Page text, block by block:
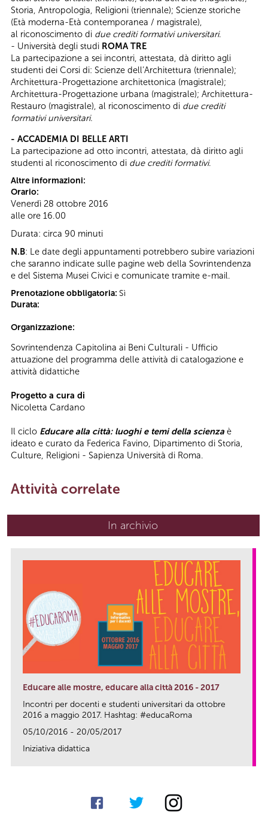
Storia, Antropologia, Religioni (triennale); Scienze storiche
(Età moderna-Età contemporanea / magistrale),
al riconoscimento di due crediti formativi universitari.
- Università degli studi ROMA TRE
La partecipazione a sei incontri, attestata, dà diritto agli
studenti dei Corsi di: Scienze dell’Architettura (triennale);
Architettura-Progettazione architettonica (magistrale);
Architettura-Progettazione urbana (magistrale); Architettura-
Restauro (magistrale), al riconoscimento di due crediti
formativi universitari.
- ACCADEMIA DI BELLE ARTI
La partecipazione ad otto incontri, attestata, dà diritto agli
studenti al riconoscimento di due crediti formativi.
Altre informazioni:
Orario:
Venerdì 28 ottobre 2016
alle ore 16.00
Durata: circa 90 minuti
N.B: Le date degli appuntamenti potrebbero subire variazioni
che saranno indicate sulle pagine web della Sovrintendenza
e del Sistema Musei Civici e comunicate tramite e-mail.
Prenotazione obbligatoria: Sì
Durata:
Organizzazione:
Sovrintendenza Capitolina ai Beni Culturali - Ufficio
attuazione del programma delle attività di catalogazione e
attività didattiche
Progetto a cura di
Nicoletta Cardano
Il ciclo Educare alla città: luoghi e temi della scienza è
ideato e curato da Federica Favino, Dipartimento di Storia,
Culture, Religioni - Sapienza Università di Roma.
Attività correlate
In archivio
Educare alle mostre, educare alla città 2016 - 2017
Incontri per docenti e studenti universitari da ottobre
2016 a maggio 2017. Hashtag: #educaRoma
05/10/2016 - 20/05/2017
Iniziativa didattica